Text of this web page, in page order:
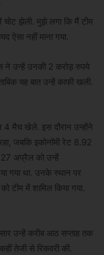
चोट झेली. मुझे लगा कि मैं टीम
ऐसा नहीं माना गया.
ने उन्हें उनकी 2 करोड़ रुपये
यह बात उन्हें काफी खली.
मैच खेले. इस दौरान उन्होंने
जबकि इकोनॉमी रेट 8.92
27 अप्रैल को उन्हें
गया था. उनके स्थान पर
टीम में शामिल किया गया.
उन्हें करीब आठ सप्ताह तक
तेजी से रिकवरी की.